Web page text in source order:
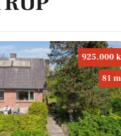
925.000
81 m